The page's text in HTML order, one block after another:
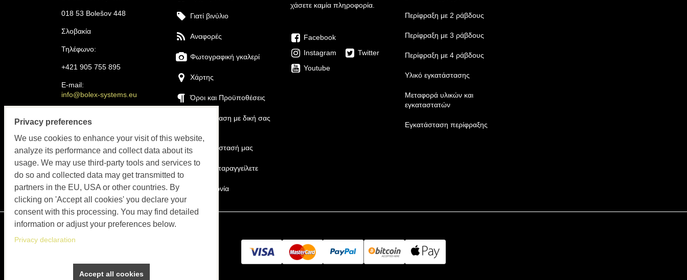
018 53 Bolešov 448
Σλοβακία
Τηλέφωνο:
+421 905 755 895
E-mail:
info@bolex-systems.eu
Παραγγελίες, τιμολόγηση,
ΔΕ-ΠΑ 8:00 έως 15:30
Γιατί βινύλιο
Αναφορές
Φωτογραφική γκαλερί
Χάρτης
Όροι και Προϋποθέσεις
Εγκατάσταση με δική σας
Η εγκατάστασή μας
Πώς να παραγγείλετε
Επικοινωνία
χάσετε καμία πληροφορία.
Facebook
Instagram
Twitter
Youtube
Περίφραξη με 2 ράβδους
Περίφραξη με 3 ράβδους
Περίφραξη με 4 ράβδους
Υλικό εγκατάστασης
Μεταφορά υλικών και
εγκαταστατών
Εγκατάσταση περίφραξης
Privacy preferences
We use cookies to enhance your visit of this website,
analyze its performance and collect data about its
usage. We may use third-party tools and services to
do so and collected data may get transmitted to
partners in the EU, USA or other countries. By
clicking on 'Accept all cookies' you declare your
consent with this processing. You may find detailed
information or adjust your preferences below.
Privacy declaration
Accept all cookies